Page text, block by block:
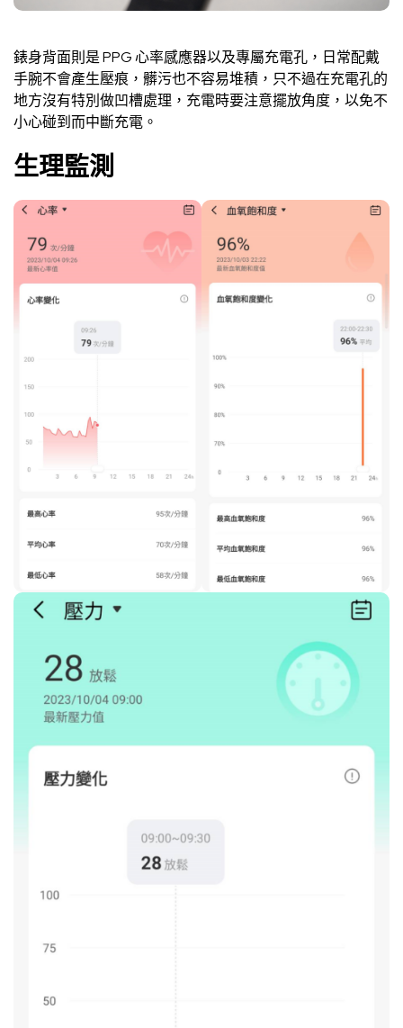
錶身背面則是 PPG 心率感應器以及專屬充電孔，日常配戴
手腕不會產生壓痕，髒污也不容易堆積，只不過在充電孔的
地方沒有特別做凹槽處理，充電時要注意擺放角度，以免不
小心碰到而中斷充電。
生理監測